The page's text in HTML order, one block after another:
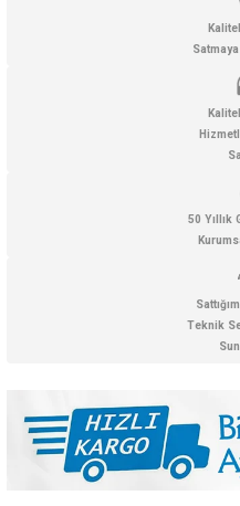
Satmaya
50 Yıllık
Teknik